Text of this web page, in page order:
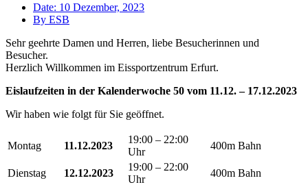
Date: 10 Dezember, 2023
By ESB
Sehr geehrte Damen und Herren, liebe Besucherinnen und
Besucher.
Herzlich Willkommen im Eissportzentrum Erfurt.
Eislaufzeiten in der Kalenderwoche 50 vom 11.12. – 17.12.2023
Wir haben wie folgt für Sie geöffnet.
Montag 11.12.2023
19:00 – 22:00
Uhr
400m Bahn
Dienstag 12.12.2023
19:00 – 22:00
Uhr
400m Bahn